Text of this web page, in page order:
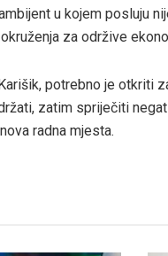
u kojem posluju
za održive
potrebno je otkriti
zatim spriječiti
radna mjesta.